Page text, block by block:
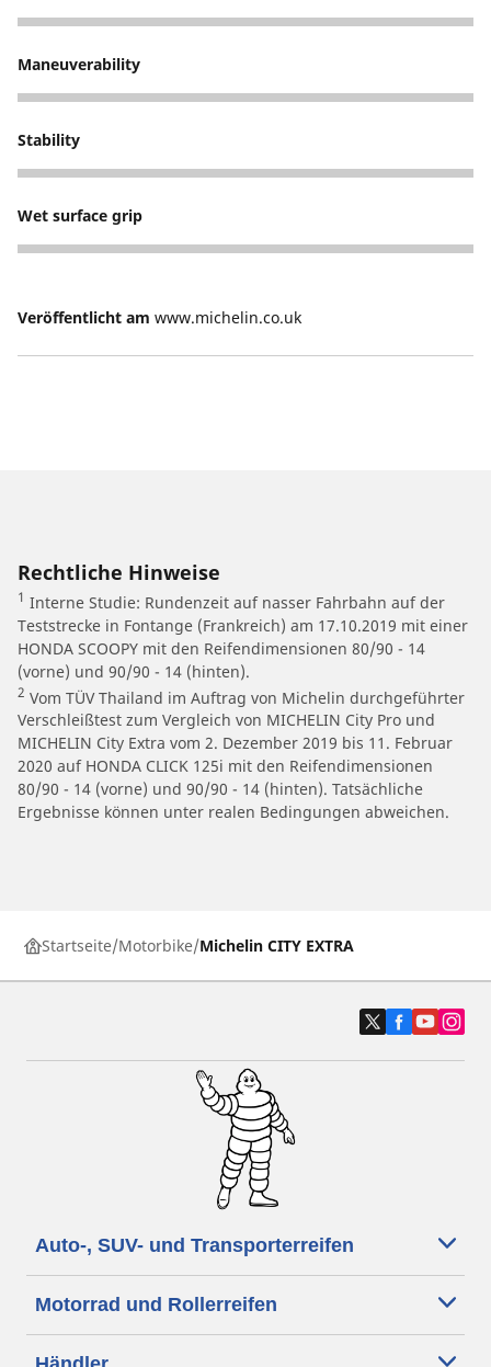
5
Maneuverability
5
Stability
5
Wet surface grip
5
Veröffentlicht am www.michelin.co.uk
Rechtliche Hinweise
1 Interne Studie: Rundenzeit auf nasser Fahrbahn auf der
Teststrecke in Fontange (Frankreich) am 17.10.2019 mit einer
HONDA SCOOPY mit den Reifendimensionen 80/90 - 14
(vorne) und 90/90 - 14 (hinten).
2 Vom TÜV Thailand im Auftrag von Michelin durchgeführter
Verschleißtest zum Vergleich von MICHELIN City Pro und
MICHELIN City Extra vom 2. Dezember 2019 bis 11. Februar
2020 auf HONDA CLICK 125i mit den Reifendimensionen
80/90 - 14 (vorne) und 90/90 - 14 (hinten). Tatsächliche
Ergebnisse können unter realen Bedingungen abweichen.
Startseite Motorbike Michelin CITY EXTRA
Auto-, SUV- und Transporterreifen
Motorrad und Rollerreifen